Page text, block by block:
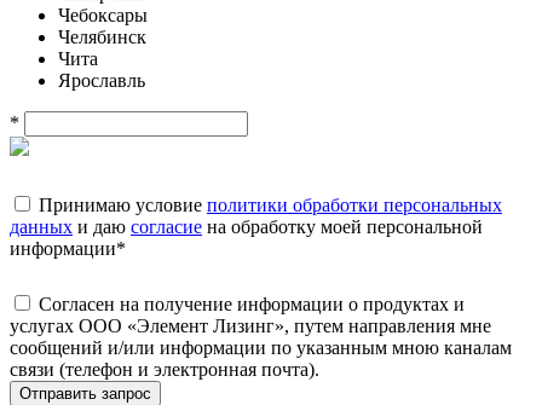
Чебоксары
Челябинск
Чита
Ярославль
*
Принимаю условие политики обработки персональных
данных и даю согласие на обработку моей персональной
информации*
Согласен на получение информации о продуктах и
услугах ООО «Элемент Лизинг», путем направления мне
сообщений и/или информации по указанным мною каналам
связи (телефон и электронная почта).
Отправить запрос